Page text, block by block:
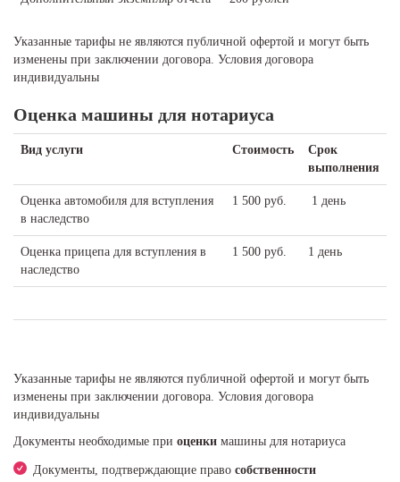
Указанные тарифы не являются публичной офертой и могут быть
изменены при заключении договора. Условия договора
индивидуальны
Оценка машины для нотариуса
Вид услуги Стоимость
Срок
выполнения
Оценка автомобиля для вступления
в наследство
1 500 руб. 1 день
Оценка прицепа для вступления в
наследство
1 500 руб. 1 день
Указанные тарифы не являются публичной офертой и могут быть
изменены при заключении договора. Условия договора
индивидуальны
Документы необходимые при оценки машины для нотариуса
Документы, подтверждающие право собственности